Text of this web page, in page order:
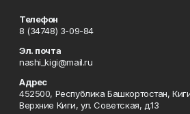
Телефон
8 (34748) 3-09-84
Эл. почта
nashi_kigi@mail.ru
Адрес
452500, Республика Башкортостан,
Верхние Киги, ул. Советская, д.13